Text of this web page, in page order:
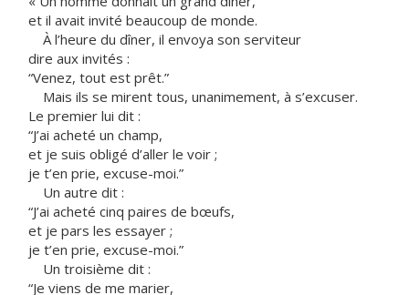
et il avait invité beaucoup de monde.
À l’heure du dîner, il envoya son serviteur
dire aux invités :
“Venez, tout est prêt.”
Mais ils se mirent tous, unanimement, à s’excuser.
Le premier lui dit :
“J’ai acheté un champ,
et je suis obligé d’aller le voir ;
je t’en prie, excuse-moi.”
Un autre dit :
“J’ai acheté cinq paires de bœufs,
et je pars les essayer ;
je t’en prie, excuse-moi.”
Un troisième dit :
“Je viens de me marier,